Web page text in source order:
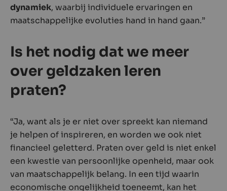
dynamiek, waarbij individuele ervaringen en
maatschappelijke evoluties hand in hand gaan.”
Is het nodig dat we meer
over geldzaken leren
praten?
“Ja, want als je er niet over spreekt kan niemand
je helpen of inspireren, en worden we ook niet
financieel geletterd. Praten over geld is niet enkel
een kwestie van persoonlijke openheid, maar ook
van maatschappelijk belang. In een tijd waarin
economische ongelijkheid toeneemt, kan het